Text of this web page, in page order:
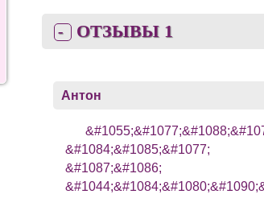
ОТЗЫВЫ 1
Антон
&#1084;&#1085;&#1077;
&#1087;&#1086;